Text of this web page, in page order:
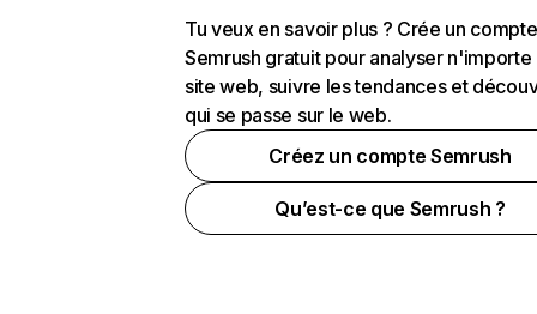
Tu veux en savoir plus ? Crée un compte
Semrush gratuit pour analyser n'importe
site web, suivre les tendances et
qui se passe sur le web.
Créez un compte Semrush
Qu’est-ce que Semrush ?